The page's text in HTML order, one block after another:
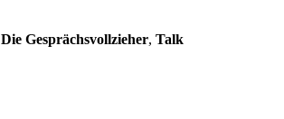
Die Gesprächsvollzieher, Talk